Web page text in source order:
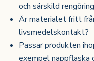
och särskild
Är materialet fritt
livsmedelskontakt?
Passar produkten
exempel nappflaska